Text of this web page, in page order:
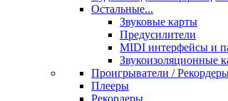
Остальные...
Звуковые карты
Предусилители
MIDI интерфейсы и
Звукоизоляционные
Проигрыватели /
Плееры
Рекордеры